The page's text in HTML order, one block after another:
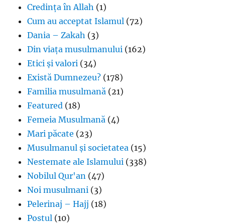
Credința în Allah (1)
Cum au acceptat Islamul (72)
Dania – Zakah (3)
Din viața musulmanului (162)
Etici și valori (34)
Există Dumnezeu? (178)
Familia musulmană (21)
Featured (18)
Femeia Musulmană (4)
Mari păcate (23)
Musulmanul și societatea (15)
Nestemate ale Islamului (338)
Nobilul Qur'an (47)
Noi musulmani (3)
Pelerinaj – Hajj (18)
Postul (10)